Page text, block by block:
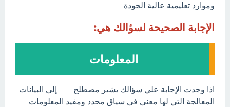
وموارد تعليمية عالية الجودة.
الإجابة الصحيحة لسؤالك هي:
المعلومات
اذا وجدت الإجابة علي سؤالك يشير مصطلح ...... إلى البيانات
المعالجة التي لها معنى في سياق محدد ومفيد المعلومات